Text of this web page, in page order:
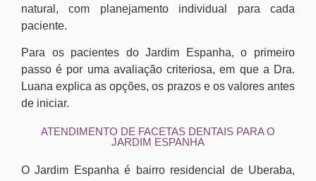
natural, com planejamento individual para cada
paciente.
Para os pacientes do Jardim Espanha, o primeiro
passo é por uma avaliação criteriosa, em que a Dra.
Luana explica as opções, os prazos e os valores antes
de iniciar.
ATENDIMENTO DE FACETAS DENTAIS PARA O
JARDIM ESPANHA
O Jardim Espanha é bairro residencial de Uberaba,